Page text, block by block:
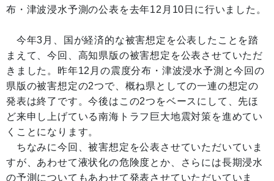
布・津波浸水予測の公表を去年12月10日に行いました。
今年3月、国が経済的な被害想定を公表したことを踏
まえて、今回、高知県版の被害想定を公表させていただ
きました。昨年12月の震度分布・津波浸水予測と今回の
県版の被害想定の2つで、概ね県としての一連の想定の
発表は終了です。今後はこの2つをベースにして、先ほ
ど来申し上げている南海トラフ巨大地震対策を進めてい
くことになります。
ちなみに今回、被害想定を公表させていただいていま
すが、あわせて液状化の危険度とか、さらには長期浸水
の予測についてもあわせて発表させていただいていま